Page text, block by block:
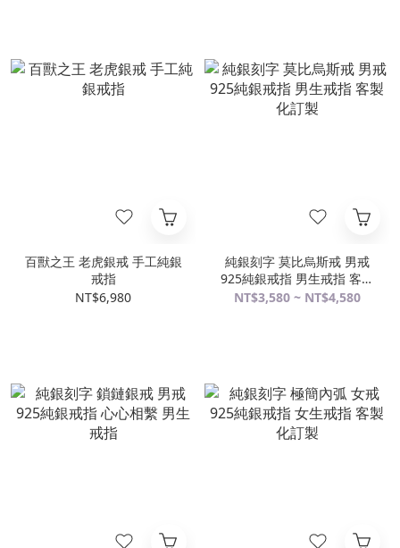
百獸之王 老虎銀戒 手工純銀
戒指
NT$6,980
純銀刻字 莫比烏斯戒 男戒
925純銀戒指 男生戒指 客製
化訂製
NT$3,580 ~ NT$4,580